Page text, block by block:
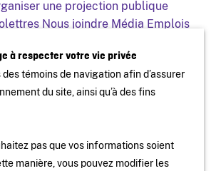
une projection publique
Nous joindre Média Emplois
Instagram Vimeo
sur mobile et télé
à respecter votre vie privée
témoins de navigation afin d’assurer
du site, ainsi qu’à des fins
pas que vos informations soient
manière, vous pouvez modifier les